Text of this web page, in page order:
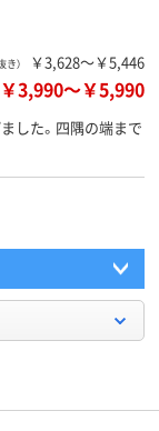
き） ￥3,628～￥5,446
￥3,990～￥5,990
した。四隅の端まで